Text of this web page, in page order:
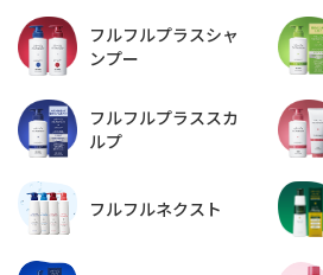
フルフルプラスシャ
ンプー
フルフルプラススカ
ルプ
フルフルネクスト